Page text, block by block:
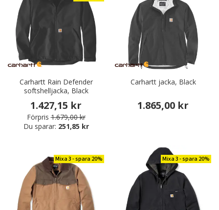
Carhartt Rain Defender
softshelljacka, Black
1.427,15 kr
Förpris 1.679,00 kr
Du sparar: 251,85 kr
Carhartt jacka, Black
1.865,00 kr
Mixa 3 - spara 20% Mixa 3 - spara 20%